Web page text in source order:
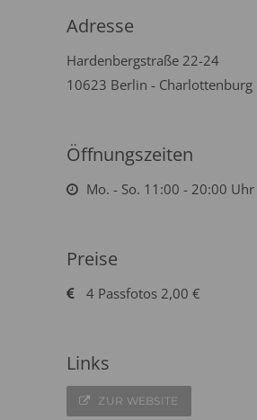
Adresse
Hardenbergstraße 22-24
10623 Berlin - Charlottenburg
Öffnungszeiten
Mo. - So. 11:00 - 20:00 Uhr
Preise
4 Passfotos 2,00 €
Links
ZUR WEBSITE